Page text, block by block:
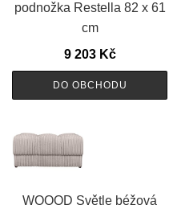
podnožka Restella 82 x 61
cm
9 203 Kč
DO OBCHODU
WOOOD Světle béžová